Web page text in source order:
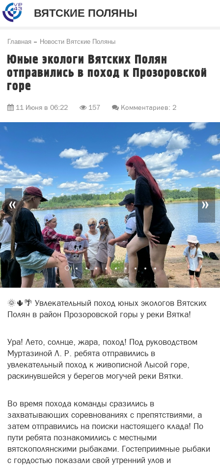
ВЯТСКИЕ ПОЛЯНЫ
Главная Новости Вятские Поляны
Юные экологи Вятских Полян
отправились в поход к Прозоровской
горе
11 Июня в 06:22 157 Комментариев: 2
« »
🌞🌵🌴 Увлекательный поход юных экологов Вятских
Полян в район Прозоровской горы у реки Вятка!
Ура! Лето, солнце, жара, поход! Под руководством
Муртазиной Л. Р. ребята отправились в
увлекательный поход к живописной Лысой горе,
раскинувшейся у берегов могучей реки Вятки.
Во время похода команды сразились в
захватывающих соревнованиях с препятствиями, а
затем отправились на поиски настоящего клада! По
пути ребята познакомились с местными
вятскополянскими рыбаками. Гостеприимные рыбаки
с гордостью показали свой утренний улов и